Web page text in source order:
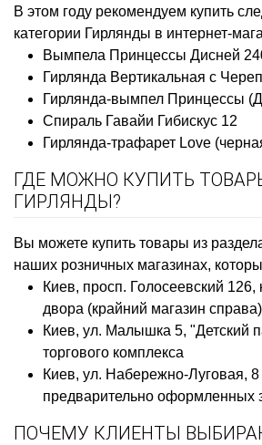
В этом году рекомендуем купить
категории Гирлянды в интернет-
Вымпела Принцессы Дисней
Гирлянда Вертикальная с
Гирлянда-вымпел Принцессы
Спираль Гавайи Гибискус 12
Гирлянда-трафарет Love
ГДЕ МОЖНО КУПИТЬ
ГИРЛЯНДЫ?
Вы можете купить товары из
наших розничных магазинах,
Киев, просп. Голосеевский 126,
двора (крайний магазин справа)
Киев, ул. Малышка 5, "Детский
торгового комплекса
Киев, ул. Набережно-Луговая,
предварительно оформленных
ПОЧЕМУ КЛИЕНТЫ